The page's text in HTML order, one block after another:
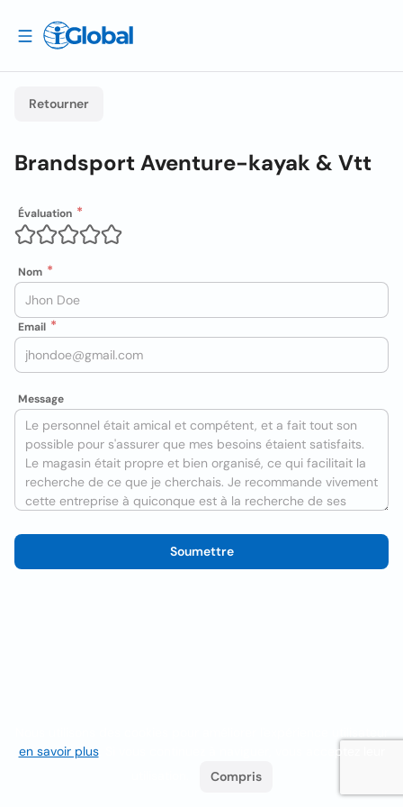
Retourner
Brandsport Aventure-kayak & Vtt
Évaluation
Nom
Email
Message
Soumettre
en savoir plus. Si vous continuez à naviguer, vous acceptez leur
Compris